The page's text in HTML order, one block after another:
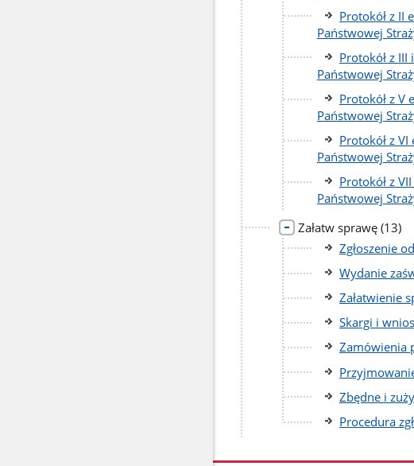
Protokół z II
Państwowej
Protokół z
Państwowej
Protokół z V
Państwowej
Protokół z
Państwowej
Protokół z
Państwowej
Załatw sprawę liczba
(13)
Zgłoszenie
Wydanie
Załatwienie
Skargi i
Zamówienia
Zbędne i
Procedura